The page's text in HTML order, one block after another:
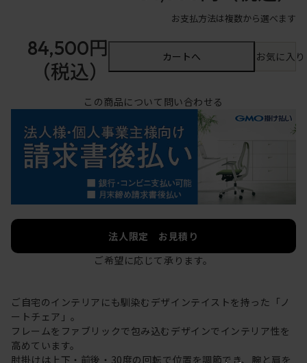
お支払方法は複数から選べます
84,500円
（税込）
カートへ お気に入
この商品について問い合わせる
法人限定 お見積り
ご希望に応じて承ります。
ご自宅のインテリアにも馴染むデザインテイストを持った「ノ
ートチェア」。
フレームをファブリックで包み込むデザインでインテリア性を
高めています。
肘掛けは上下・前後・30度の回転で位置を調節でき、腕と肩を